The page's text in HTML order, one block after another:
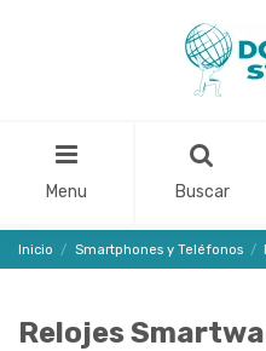
Menu Buscar
Inicio Smartphones y Teléfonos
Relojes